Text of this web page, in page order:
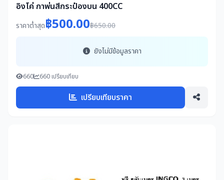
อิงโค่ กาพ่นสีกระป๋องบน 400CC
ราคาต่ำสุด฿500.00฿650.00
ยังไม่มีข้อมูลราคา
660 660 เปรียบเทียบ
เปรียบเทียบราคา